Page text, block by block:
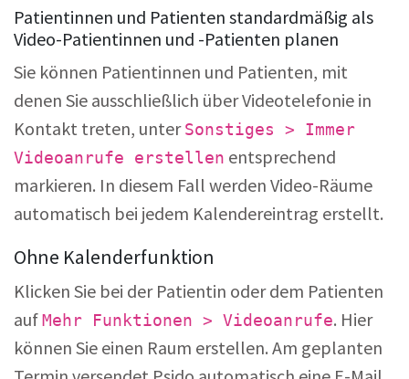
Patientinnen und Patienten standardmäßig als
Video-Patientinnen und -Patienten planen
Sie können Patientinnen und Patienten, mit
denen Sie ausschließlich über Videotelefonie in
Kontakt treten, unter Sonstiges > Immer
Videoanrufe erstellen entsprechend
markieren. In diesem Fall werden Video-Räume
automatisch bei jedem Kalendereintrag erstellt.
Ohne Kalenderfunktion
Klicken Sie bei der Patientin oder dem Patienten
auf Mehr Funktionen > Videoanrufe. Hier
können Sie einen Raum erstellen. Am geplanten